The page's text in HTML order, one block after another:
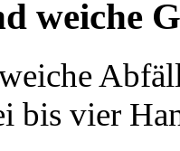
weiche
bis vier